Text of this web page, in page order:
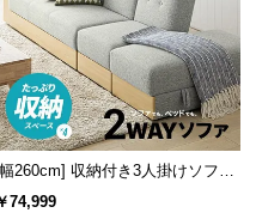
260cm] 収納付き3人掛けソファ
ランジファブリックタイプ
74,999